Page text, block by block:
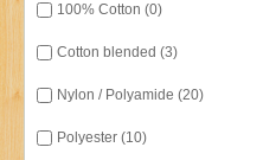
100% Cotton (0)
Cotton blended (3)
Nylon / Polyamide (20)
Polyester (10)